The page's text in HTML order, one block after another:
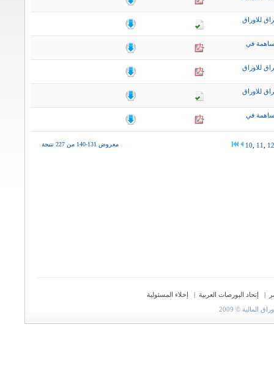
للاوراق
في
للاوراق
للاوراق
في
معروض 131-140 من 227 نتيجة 10 11 12
| إتحاد البورصات العربية |
إخلاء المسئولية
© 2009